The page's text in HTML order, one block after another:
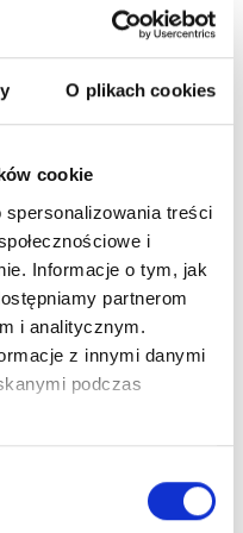
O plikach cookies
cookie
treści
i
Informacje o tym, jak
partnerom
i analitycznym.
z innymi danymi
podczas
nieprawidłowości,
zespół do obsługi
potrzebne
czy rozwiązania,
zawierające proste
jak i